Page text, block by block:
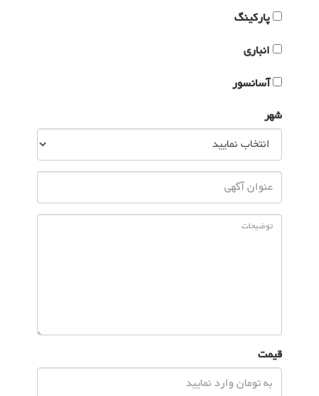
پارکینگ
انباری
آسانسور
شهر
قیمت